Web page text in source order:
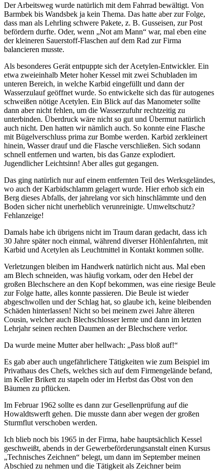
Der Arbeitsweg wurde natürlich mit dem Fahrrad bewältigt. Von
Barmbek bis Wandsbek ja kein Thema. Das hatte aber zur Folge,
dass man als Lehrling schwere Pakete, z. B. Gusseisen, zur Post
befördern durfte. Oder, wenn
Not am Mann
war, mal eben eine
der kleineren Sauerstoff-Flaschen auf dem Rad zur Firma
balancieren musste.
Als besonderes Gerät entpuppte sich der Acetylen-Entwickler. Ein
etwa zweieinhalb Meter hoher Kessel mit zwei Schubladen im
unteren Bereich, in welche Karbid eingefüllt und dann der
Wasserzulauf geöffnet wurde. So entwickelte sich das für autogenes
schweißen nötige Acetylen. Ein Blick auf das Manometer sollte
dann aber nicht fehlen, um die Wasserzufuhr rechtzeitig zu
unterbinden. Überdruck wäre nicht so gut und Übermut natürlich
auch nicht. Den hatten wir nämlich auch. So konnte eine Flasche
mit Bügelverschluss prima zur Bombe werden. Karbid zerkleinert
hinein, Wasser drauf und die Flasche verschließen. Sich sodann
schnell entfernen und warten, bis das Ganze explodiert.
Jugendlicher Leichtsinn! Aber alles gut gegangen.
Das ging natürlich nur auf einem entfernten Teil des Werksgeländes,
wo auch der Karbidschlamm gelagert wurde. Hier erhob sich ein
Berg dieses Abfalls, der jahrelang vor sich hinschlämmte und den
Boden sicher nicht unerheblich verunreinigte. Umweltschutz?
Fehlanzeige!
Damals habe ich übrigens nicht im Traum daran gedacht, dass ich
30 Jahre später noch einmal, während diverser Höhlenfahrten, mit
Karbid und Acetylen als Leuchtmittel in Kontakt kommen sollte.
Verletzungen bleiben im Handwerk natürlich nicht aus. Mal eben
am Blech schneiden, was häufig vorkam, oder den Hebel der
großen Blechschere an den Kopf bekommen, was eine riesige Beule
zur Folge hatte, alles konnte passieren. Die Beule ist wieder
abgeschwollen und der Schlag hat, so glaube ich, keine bleibenden
Schäden hinterlassen! Nicht so bei meinem zwei Jahre älteren
Cousin, welcher auch Blechschlosser lernte und dann im letzten
Lehrjahr seinen rechten Daumen an der Blechschere verlor.
Da wurde meine Mutter aber hellwach:
Pass bloß auf!
Es gab aber auch ungefährlichere Tätigkeiten wie zum Beispiel im
Privathaus des Chefs, welches sich auf dem Firmengelände befand,
im Keller Brikett zu stapeln oder im Herbst das Obst von den
Bäumen zu pflücken.
Im Februar 1962 sollte es dann zur Gesellenprüfung auf die
Howaldtswerft gehen. Die musste dann aber wegen der großen
Sturmflut verschoben werden.
Ich blieb noch bis 1965 in der Firma, habe hauptsächlich Kessel
geschweißt, abends in der Gewerbeförderungsanstalt einen Kursus
Technisches Zeichnen
belegt, um dann im September meinen
Abschied zu nehmen und die Tätigkeit als Zeichner beim